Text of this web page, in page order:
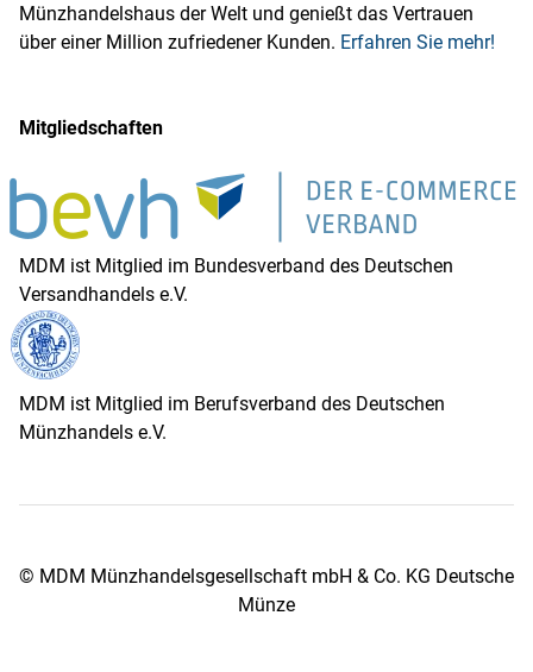
Münzhandelshaus der Welt und genießt das Vertrauen
über einer Million zufriedener Kunden. Erfahren Sie mehr!
Mitgliedschaften
MDM ist Mitglied im Bundesverband des Deutschen
Versandhandels e.V.
MDM ist Mitglied im Berufsverband des Deutschen
Münzhandels e.V.
© MDM Münzhandelsgesellschaft mbH & Co. KG Deutsche
Münze